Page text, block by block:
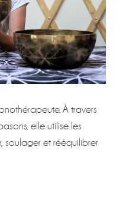
À travers
elle utilise les
soulager et rééquilibrer